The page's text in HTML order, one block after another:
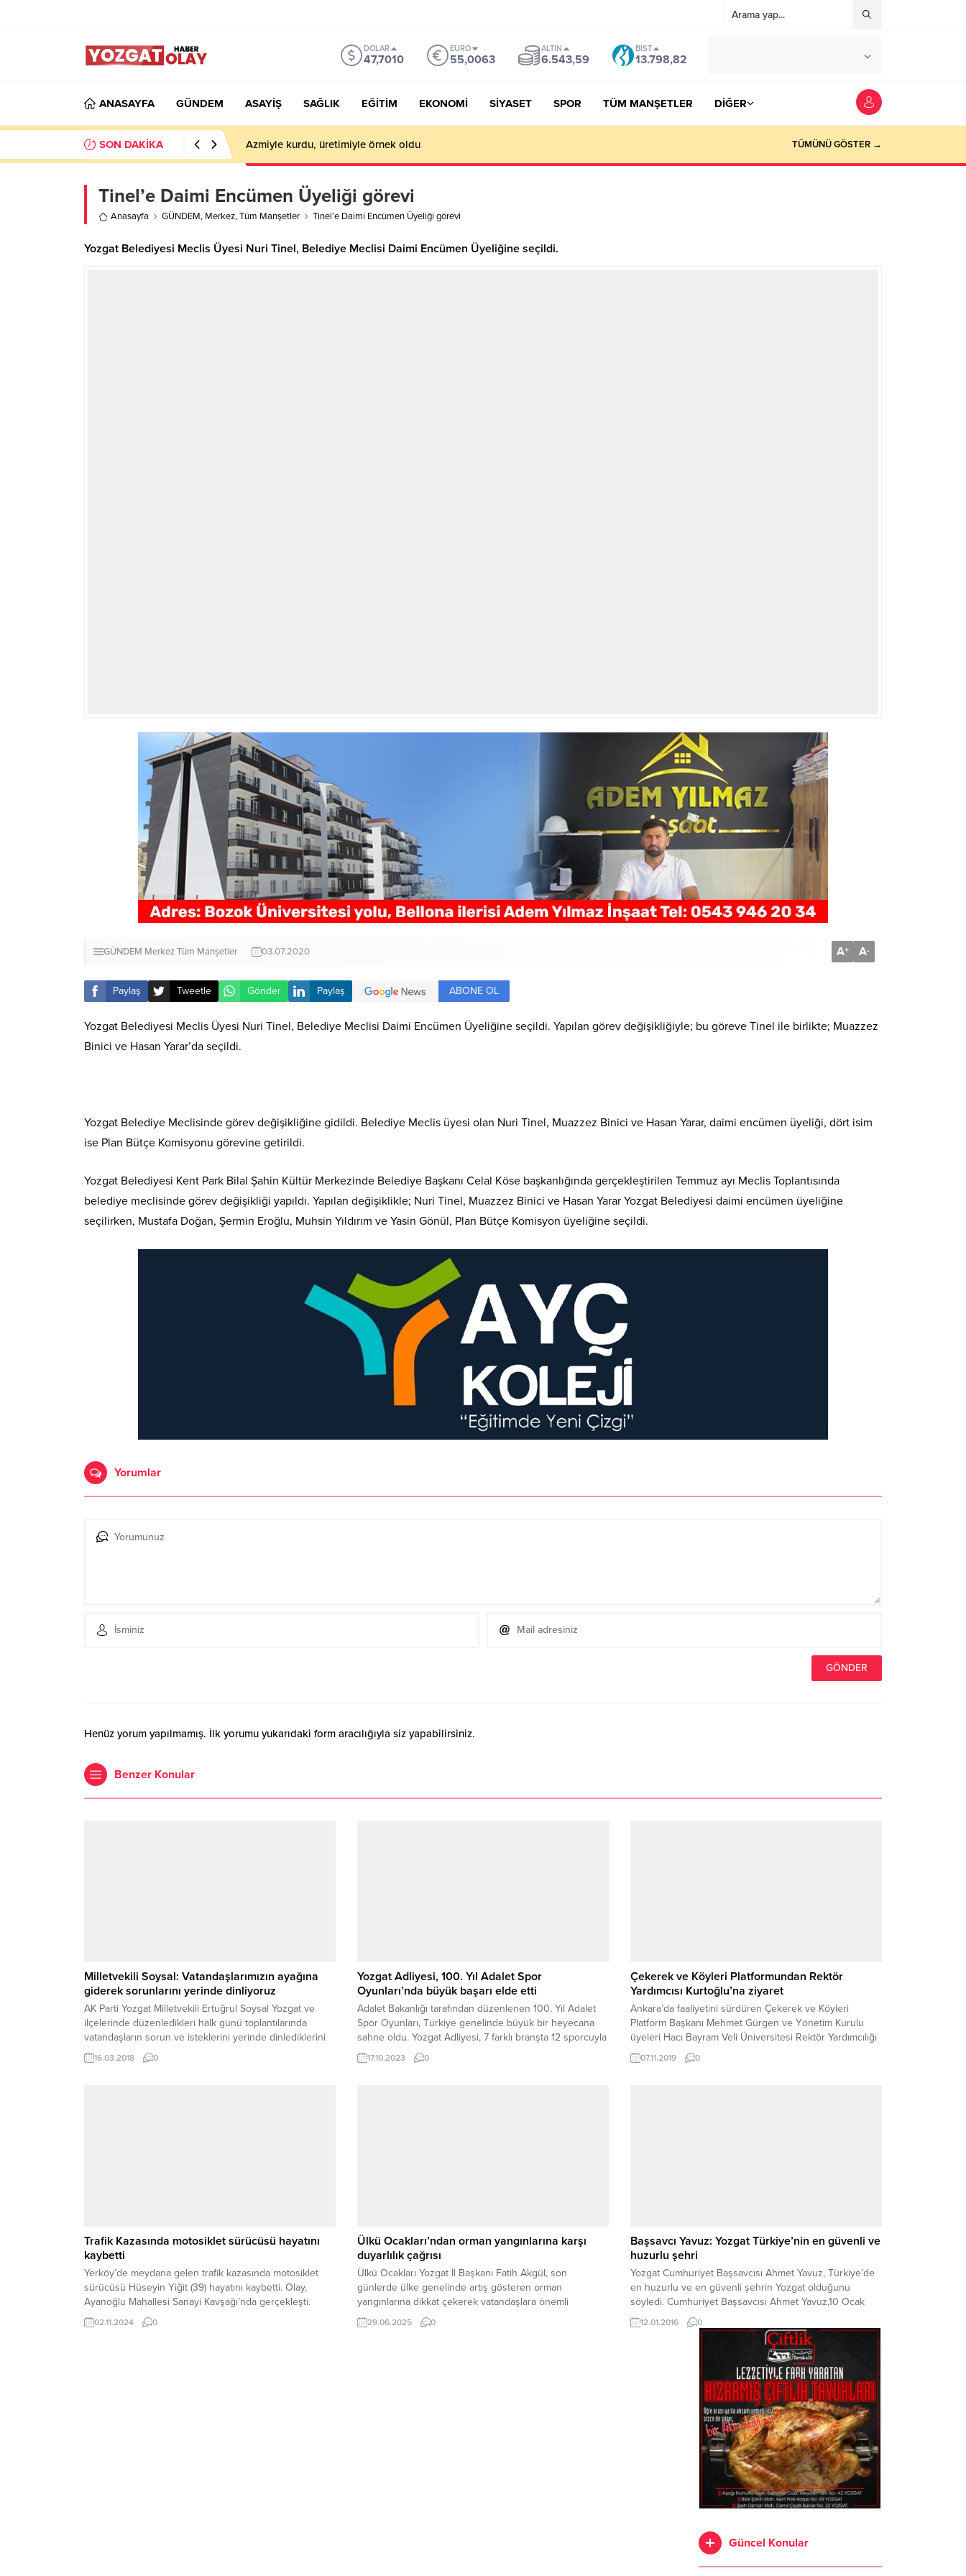
DOLAR
47,7010
EURO
55,0063
ALTIN
6.543,59
BIST
13.798,82
ANASAYFA GÜNDEM ASAYİŞ SAĞLIK EĞİTİM EKONOMİ SİYASET SPOR TÜM MANŞETLER DİĞER
SON DAKİKA Azmiyle kurdu, üretimiyle örnek oldu TÜMÜNÜ GÖSTER →
Tinel’e Daimi Encümen Üyeliği görevi
Anasayfa GÜNDEM, Merkez,Tüm Manşetler Tinel’e Daimi Encümen Üyeliği görevi
Yozgat Belediyesi Meclis Üyesi Nuri Tinel, Belediye Meclisi Daimi Encümen Üyeliğine seçildi.
GÜNDEM MerkezTüm Manşetler 03.07.2020 A+ A-
Paylaş Tweetle Gönder Paylaş ABONE OL
Yozgat Belediyesi Meclis Üyesi Nuri Tinel, Belediye Meclisi Daimi Encümen Üyeliğine seçildi. Yapılan görev değişikliğiyle; bu göreve Tinel ile birlikte; Muazzez
Binici ve Hasan Yarar’da seçildi.
Yozgat Belediye Meclisinde görev değişikliğine gidildi. Belediye Meclis üyesi olan Nuri Tinel, Muazzez Binici ve Hasan Yarar, daimi encümen üyeliği, dört isim
ise Plan Bütçe Komisyonu görevine getirildi.
Yozgat Belediyesi Kent Park Bilal Şahin Kültür Merkezinde Belediye Başkanı Celal Köse başkanlığında gerçekleştirilen Temmuz ayı Meclis Toplantısında
belediye meclisinde görev değişikliği yapıldı. Yapılan değişiklikle; Nuri Tinel, Muazzez Binici ve Hasan Yarar Yozgat Belediyesi daimi encümen üyeliğine
seçilirken, Mustafa Doğan, Şermin Eroğlu, Muhsin Yıldırım ve Yasin Gönül, Plan Bütçe Komisyon üyeliğine seçildi.
Yorumlar
Henüz yorum yapılmamış. İlk yorumu yukarıdaki form aracılığıyla siz yapabilirsiniz.
Benzer Konular
Milletvekili Soysal: Vatandaşlarımızın ayağına
giderek sorunlarını yerinde dinliyoruz
AK Parti Yozgat Milletvekili Ertuğrul Soysal Yozgat ve
ilçelerinde düzenledikleri halk günü toplantılarında
vatandaşların sorun ve isteklerini yerinde dinlediklerini
belirterek, “Vatandaşımızı Ankara’ya meclise değil,
meclisi vatandaşımızın ayağına getiriyoruz.”dedi.
16.03.2018 0
Yozgat Adliyesi, 100. Yıl Adalet Spor
Oyunları’nda büyük başarı elde etti
Adalet Bakanlığı tarafından düzenlenen 100. Yıl Adalet
Spor Oyunları, Türkiye genelinde büyük bir heyecana
sahne oldu. Yozgat Adliyesi, 7 farklı branşta 12 sporcuyla
bu organizasyona katılarak Yozgat'ı gururla temsil etti.
Yapılan müsabakalar sonucunda Yozgat, elde ettiği
17.10.2023 0
Çekerek ve Köyleri Platformundan Rektör
Yardımcısı Kurtoğlu’na ziyaret
Ankara’da faaliyetini sürdüren Çekerek ve Köyleri
Platform Başkanı Mehmet Gürgen ve Yönetim Kurulu
üyeleri Hacı Bayram Veli Üniversitesi Rektör Yardımcılığı
görevine atanan Prof. Dr. Orhan Kurtoğlu’nu makamında
ziyaret ederek hayırlı olsun dileklerinde bulundu.
07.11.2019 0
Trafik Kazasında motosiklet sürücüsü hayatını
kaybetti
Yerköy’de meydana gelen trafik kazasında motosiklet
sürücüsü Hüseyin Yiğit (39) hayatını kaybetti. Olay,
Ayanoğlu Mahallesi Sanayi Kavşağı’nda gerçekleşti.
02.11.2024 0
Ülkü Ocakları’ndan orman yangınlarına karşı
duyarlılık çağrısı
Ülkü Ocakları Yozgat İl Başkanı Fatih Akgül, son
günlerde ülke genelinde artış gösteren orman
yangınlarına dikkat çekerek vatandaşlara önemli
uyarılarda bulundu. Akgül, Ülkü Ocakları Eğitim ve Kültür
Vakfı Genel Başkanı Ahmet Yiğit Yıldırım’ın yangınlarla
29.06.2025 0
Başsavcı Yavuz: Yozgat Türkiye’nin en güvenli ve
huzurlu şehri
Yozgat Cumhuriyet Başsavcısı Ahmet Yavuz, Türkiye’de
en huzurlu ve en güvenli şehrin Yozgat olduğunu
söyledi. Cumhuriyet Başsavcısı Ahmet Yavuz,10 Ocak
Çalışan Gazeteciler Günü’nü kutlamak amacıyla Yozgat
Gazeteciler Cemiyeti’ni (YGC) ziyaret etti. Gazetecilerin
günün her saatinde mesai mefhumu gözetmeksizin
görev yaptığını belirten Başsavcı Yavuz, ilin gelişmesine
yönelik önemli katkı sağladıklarını söyledi....
12.01.2016 0
Güncel Konular